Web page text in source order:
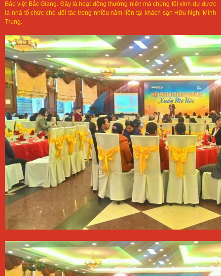
Bảo việt Bắc Giang. Đây là hoạt động thường niên mà chúng tôi vinh dự được
là nhà tổ chức cho đối tác trong nhiều năm liền tại khách sạn Hữu Nghị Minh
Trung.